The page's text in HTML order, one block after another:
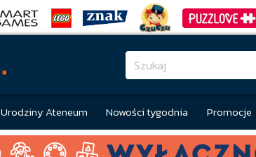
Urodziny Ateneum Nowości tygodnia Promocje